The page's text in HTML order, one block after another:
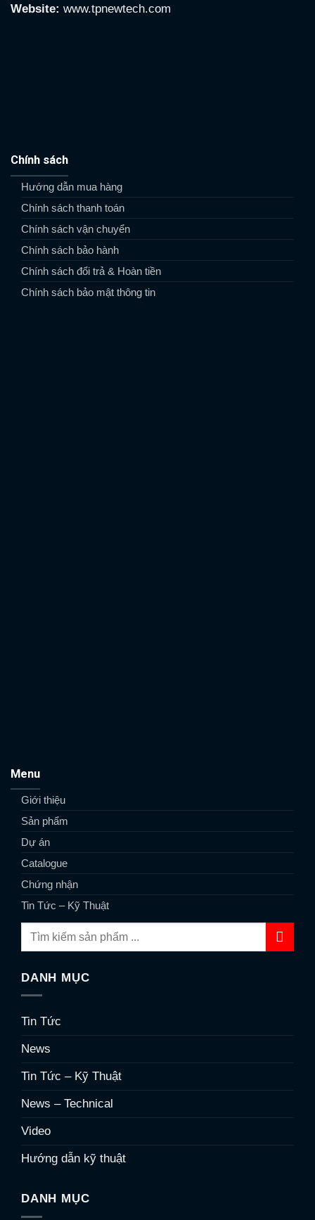
Website: www.tpnewtech.com
Chính sách
Hướng dẫn mua hàng
Chính sách thanh toán
Chính sách vận chuyển
Chính sách bảo hành
Chính sách đổi trả & Hoàn tiền
Chính sách bảo mật thông tin
Menu
Giới thiệu
Sản phẩm
Dự án
Catalogue
Chứng nhận
Tin Tức – Kỹ Thuật
DANH MỤC
Tin Tức
News
Tin Tức – Kỹ Thuật
News – Technical
Video
Hướng dẫn kỹ thuật
DANH MỤC